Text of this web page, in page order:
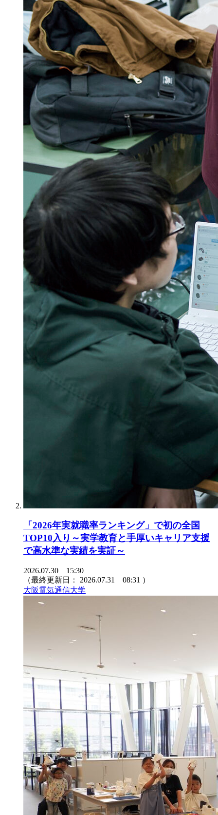
「2026年実就職率ランキング」で初の全国
TOP10入り～実学教育と手厚いキャリア支援
で高水準な実績を実証～
2026.07.30 15:30
（最終更新日： 2026.07.31 08:31 ）
大阪電気通信大学